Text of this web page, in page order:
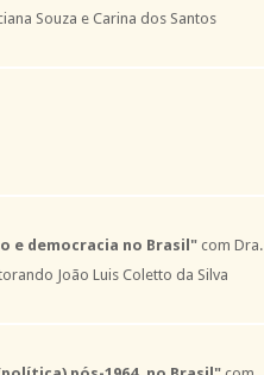
Souza e Carina dos Santos
e democracia no Brasil" com Dra.
João Luis Coletto da Silva